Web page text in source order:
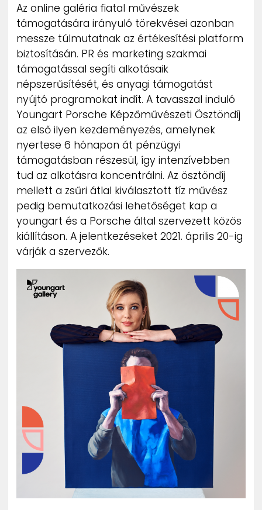
Az online galéria fiatal művészek
támogatására irányuló törekvései azonban
messze túlmutatnak az értékesítési platform
biztosításán. PR és marketing szakmai
támogatással segíti alkotásaik
népszerűsítését, és anyagi támogatást
nyújtó programokat indít. A tavasszal induló
Youngart Porsche Képzőművészeti Ösztöndíj
az első ilyen kezdeményezés, amelynek
nyertese 6 hónapon át pénzügyi
támogatásban részesül, így intenzívebben
tud az alkotásra koncentrálni. Az ösztöndíj
mellett a zsűri átlal kiválasztott tíz művész
pedig bemutatkozási lehetőséget kap a
youngart és a Porsche által szervezett közös
kiállításon. A jelentkezéseket 2021. április 20-ig
várják a szervezők.